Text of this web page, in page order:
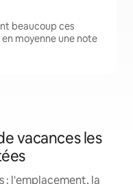
beaucoup ces
moyenne une note
vacances les
: l'emplacement, la